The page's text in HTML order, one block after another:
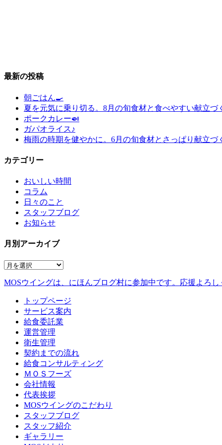
最新の投稿
朝ごはん🍳
夏を元気に乗り切る。8月の旬食材と食べやすい献立づ
ポークカレー🍛
ガパオライス♪
梅雨の時期を健やかに。6月の旬食材とさっぱり献立づ
カテゴリー
おいしい時間
コラム
日々のこと
スタッフブログ
お知らせ
月別アーカイブ
MOSウイングは、にほんブログ村に参加中です。 応援よろし
トップページ
サービス案内
給食委託業
運営管理
衛生管理
契約までの流れ
給食コンサルティング
ＭＯＳフーズ
会社情報
代表挨拶
MOSウイングのこだわり
スタッフブログ
スタッフ紹介
ギャラリー